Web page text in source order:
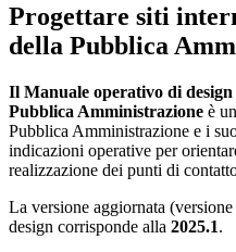
Progettare siti
della Pubblica
Il Manuale operativo di
Pubblica Amministrazione è
Pubblica Amministrazione e i
indicazioni operative per
realizzazione dei punti di
La versione aggiornata
design corrisponde alla 2025.1.